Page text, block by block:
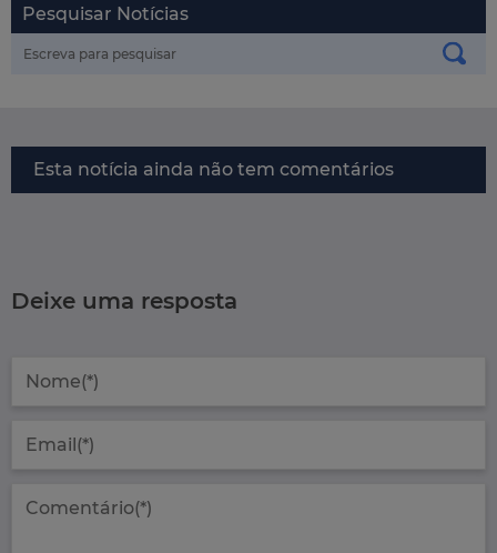
Pesquisar Notícias
Esta notícia ainda não tem comentários
Deixe uma resposta